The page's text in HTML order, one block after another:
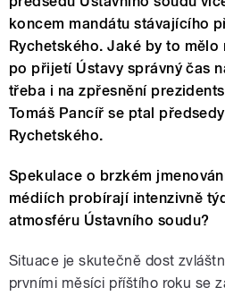
koncem mandátu stávajícího
Rychetského. Jaké by to
po přijetí Ústavy správný čas
třeba i na zpřesnění
Tomáš Pancíř se ptal
Rychetského.
Spekulace o brzkém
médiích probírají intenzivně
atmosféru Ústavního soudu?
Situace je skutečně dost
prvními měsíci příštího roku se